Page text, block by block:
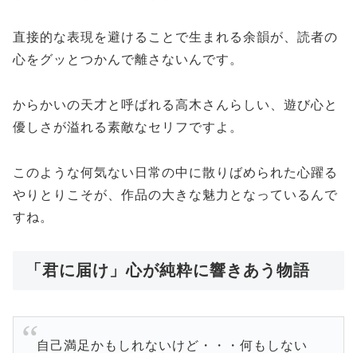
直接的な表現を避けることで生まれる余韻が、読者の
心をグッとつかんで離さないんです。
からかいの天才と呼ばれる高木さんらしい、遊び心と
優しさが溢れる素敵なセリフですよ。
このような何気ない日常の中に散りばめられた心躍る
やりとりこそが、作品の大きな魅力となっているんで
すね。
「君に届け」心が純粋に響きあう物語
自己満足かもしれないけど・・・何もしない